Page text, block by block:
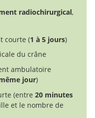
radiochirurgical,
courte (1 à 5 jours)
du crâne
ambulatoire
jour)
(entre 20 minutes
et le nombre de